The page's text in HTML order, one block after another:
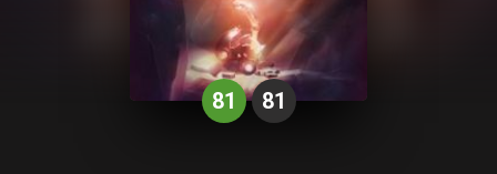
81 81